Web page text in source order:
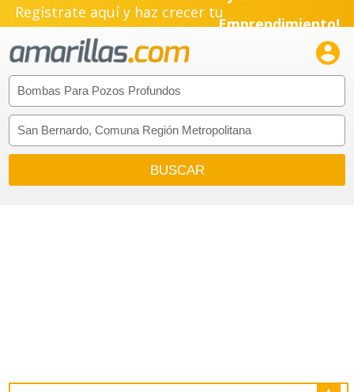
Regístrate aquí y haz crecer tuPyme!
Emprendimiento!
